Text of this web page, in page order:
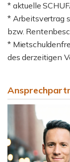
* aktuelle
* Arbeitsvertrag
bzw.
*
des derzeitigen